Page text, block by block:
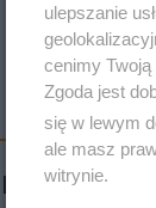
dużo
ulepszanie
cenimy
Zgoda jest
się w lewym
ale masz
witrynie.